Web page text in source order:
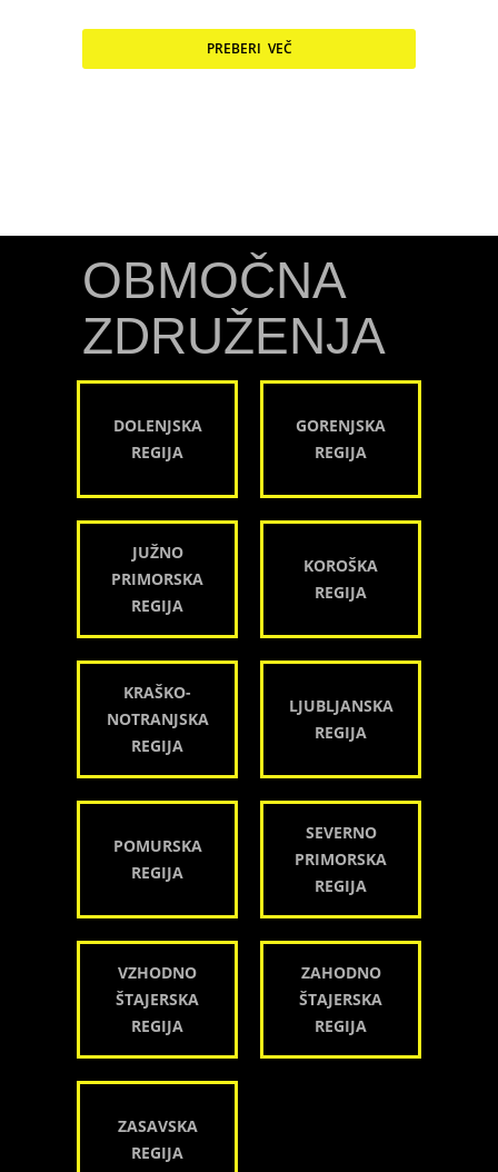
PREBERI VEČ
OBMOČNA
ZDRUŽENJA
DOLENJSKA
REGIJA
GORENJSKA
REGIJA
JUŽNO
PRIMORSKA
REGIJA
KOROŠKA
REGIJA
KRAŠKO-
NOTRANJSKA
REGIJA
LJUBLJANSKA
REGIJA
POMURSKA
REGIJA
SEVERNO
PRIMORSKA
REGIJA
VZHODNO
ŠTAJERSKA
REGIJA
ZAHODNO
ŠTAJERSKA
REGIJA
ZASAVSKA
REGIJA